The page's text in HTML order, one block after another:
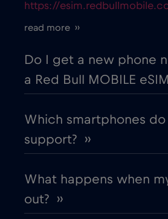
https://
read more ››
Do I get a new phone
a Red Bull MOBILE
Which smartphones do
support? ››
What happens when
out? ››